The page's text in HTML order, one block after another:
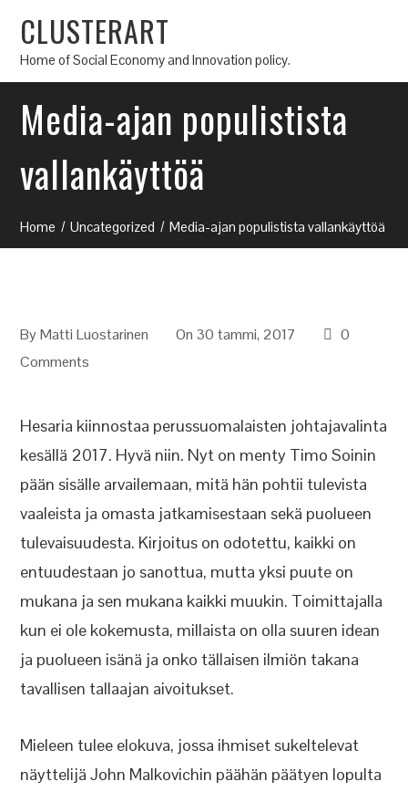
CLUSTERART
Home of Social Economy and Innovation policy.
Media-ajan populistista
vallankäyttöä
Home Uncategorized Media-ajan populistista vallankäyttöä
ByMatti Luostarinen On 30 tammi, 2017
0
Comments
Hesaria kiinnostaa perussuomalaisten johtajavalinta
kesällä 2017. Hyvä niin. Nyt on menty Timo Soinin
pään sisälle arvailemaan, mitä hän pohtii tulevista
vaaleista ja omasta jatkamisestaan sekä puolueen
tulevaisuudesta. Kirjoitus on odotettu, kaikki on
entuudestaan jo sanottua, mutta yksi puute on
mukana ja sen mukana kaikki muukin. Toimittajalla
kun ei ole kokemusta, millaista on olla suuren idean
ja puolueen isänä ja onko tällaisen ilmiön takana
tavallisen tallaajan aivoitukset.
Mieleen tulee elokuva, jossa ihmiset sukeltelevat
näyttelijä John Malkovichin päähän päätyen lopulta